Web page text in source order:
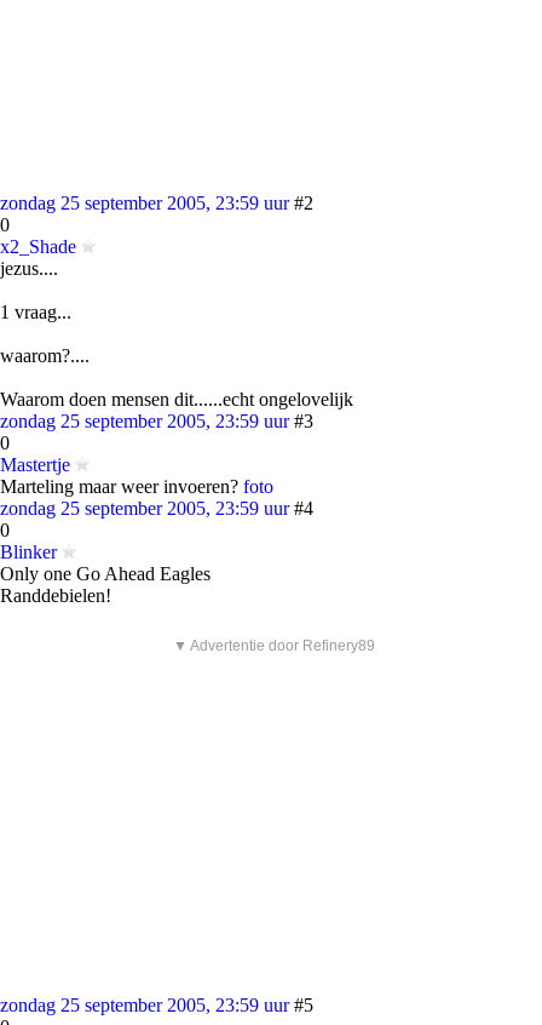
zondag 25 september 2005, 23:59 uur #2
0
x2_Shade
jezus....
1 vraag...
waarom?....
Waarom doen mensen dit......echt ongelovelijk
zondag 25 september 2005, 23:59 uur #3
0
Mastertje
Marteling maar weer invoeren? foto
zondag 25 september 2005, 23:59 uur #4
0
Blinker
Only one Go Ahead Eagles
Randdebielen!
▼ Advertentie door Refinery89
zondag 25 september 2005, 23:59 uur #5